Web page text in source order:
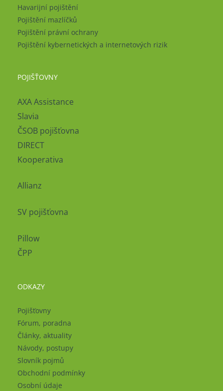
Havarijní pojištění
Pojištění mazlíčků
Pojištění právní ochrany
Pojištění kybernetických a internetových rizik
POJIŠŤOVNY
AXA Assistance
Slavia
ČSOB pojišťovna
DIRECT
Kooperativa
Allianz
SV pojišťovna
Pillow
ČPP
ODKAZY
Pojišťovny
Fórum, poradna
Články, aktuality
Návody, postupy
Slovník pojmů
Obchodní podmínky
Osobní údaje